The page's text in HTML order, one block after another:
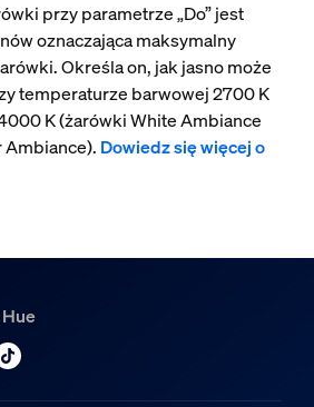
przy parametrze „Do” jest
oznaczająca maksymalny
Określa on, jak jasno może
temperaturze barwowej 2700 K
K (żarówki White Ambiance
Ambiance). Dowiedz się więcej o